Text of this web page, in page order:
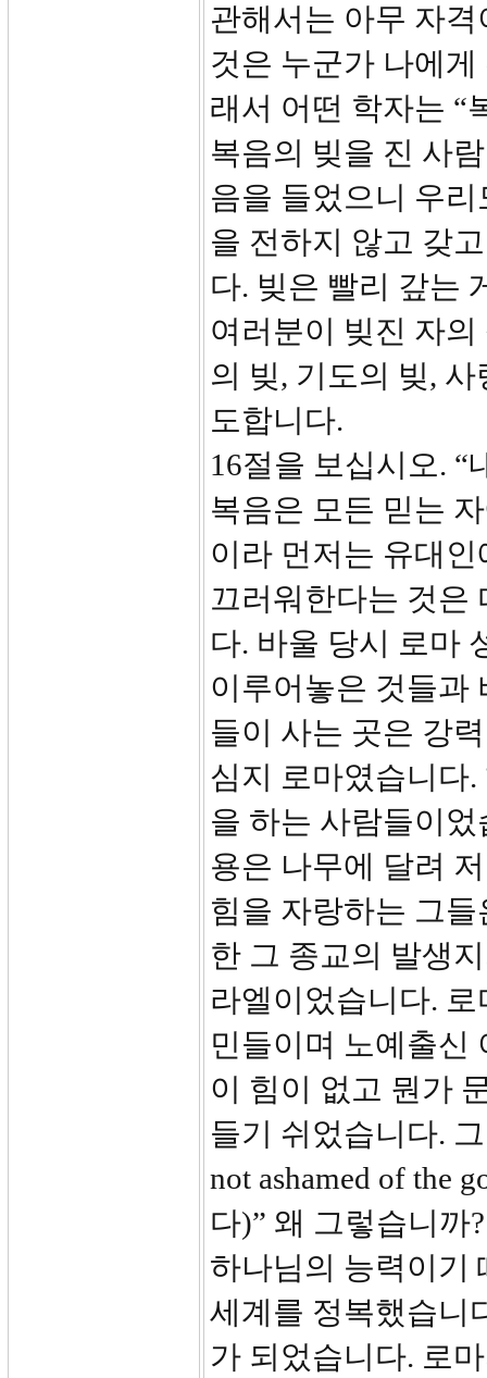
관해서는 아무 자
것은 누군가 나에
래서 어떤 학자는 “
복음의 빚을 진 사
음을 들었으니 우
을 전하지 않고 갖
다. 빚은 빨리 갚는
여러분이 빚진 자
의 빚, 기도의 빚,
도합니다.
16절을 보십시오.
복음은 모든 믿는
이라 먼저는 유대
끄러워한다는 것은
다. 바울 당시 로마
이루어놓은 것들과
들이 사는 곳은 강
심지 로마였습니다
을 하는 사람들이
용은 나무에 달려
힘을 자랑하는 그
한 그 종교의 발생
라엘이었습니다.
민들이며 노예출신
이 힘이 없고 뭔가
들기 쉬었습니다.
not ashamed of the
다)” 왜 그렇습니까
하나님의 능력이기
세계를 정복했습니
가 되었습니다. 로